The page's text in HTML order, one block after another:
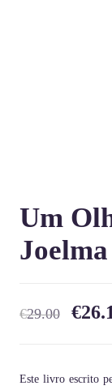
Um
€29.00 €
Este livro escrito